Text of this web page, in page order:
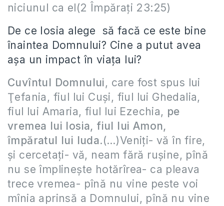
niciunul ca el(2 Împărați 23:25)
De ce Iosia alege să facă ce este bine
înaintea Domnului? Cine a putut avea
așa un impact în viața lui?
Cuvîntul Domnului, care fost spus lui
Ţefania, fiul lui Cuşi, fiul lui Ghedalia,
fiul lui Amaria, fiul lui Ezechia, pe
vremea lui Iosia, fiul lui Amon,
împăratul lui Iuda.(…)Veniţi- vă în fire,
şi cercetaţi- vă, neam fără ruşine, pînă
nu se împlineşte hotărîrea- ca pleava
trece vremea- pînă nu vine peste voi
mînia aprinsă a Domnului, pînă nu vine